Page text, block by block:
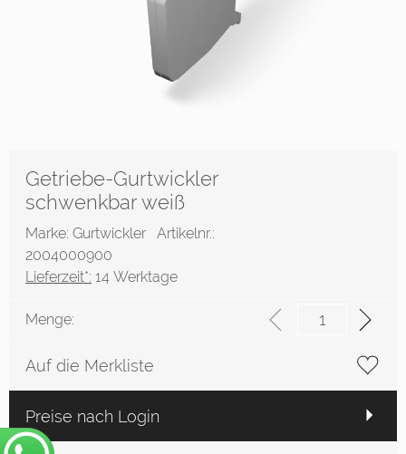
Getriebe-Gurtwickler
schwenkbar weiß
Marke: Gurtwickler Artikelnr.:
2004000900
Lieferzeit*: 14 Werktage
Menge:
Auf die Merkliste
Preise nach Login